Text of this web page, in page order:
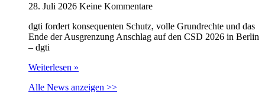
28. Juli 2026 Keine Kommentare
dgti fordert konsequenten Schutz, volle Grundrechte und das
Ende der Ausgrenzung Anschlag auf den CSD 2026 in Berlin
– dgti
Weiterlesen »
Alle News anzeigen >>